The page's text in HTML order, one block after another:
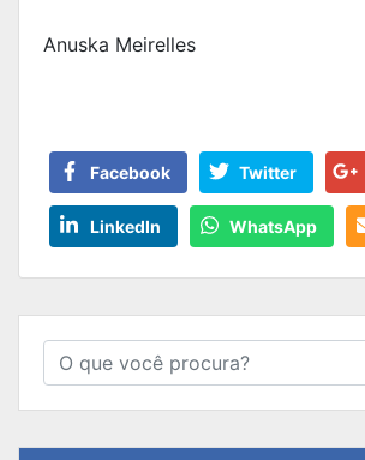
Anuska Meirelles
Facebook Twitter
LinkedIn WhatsApp